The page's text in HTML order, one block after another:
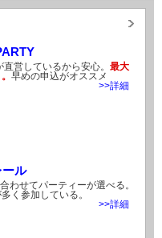
営しているから安心。 最大
早めの申込がオススメ
>>詳細
ール
わせてパーティーが選べる。
く参加している。
>>詳細